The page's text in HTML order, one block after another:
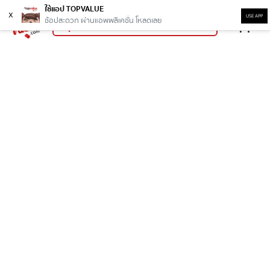
x
ใช้แอป TOPVALUE
ช้อปสะดวก ผ่านแอพพลิเคชั่น โหลดเลย
USE APP